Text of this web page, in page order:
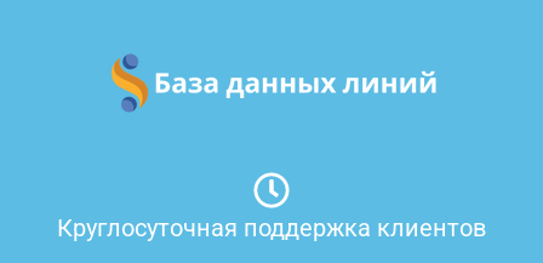
содержимому
Круглосуточная поддержка клиентов